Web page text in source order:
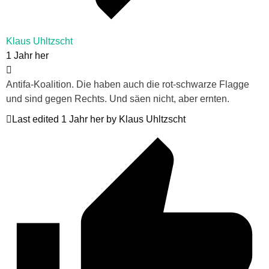
Klaus Uhltzscht
1 Jahr her
Antifa-Koalition. Die haben auch die rot-schwarze Flagge
und sind gegen Rechts. Und säen nicht, aber ernten.
Last edited 1 Jahr her by Klaus Uhltzscht